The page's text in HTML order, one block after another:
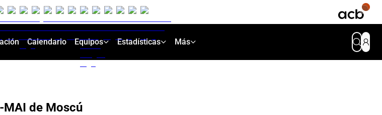
Calendario Equipos Estadísticas Más
MAI de Moscú